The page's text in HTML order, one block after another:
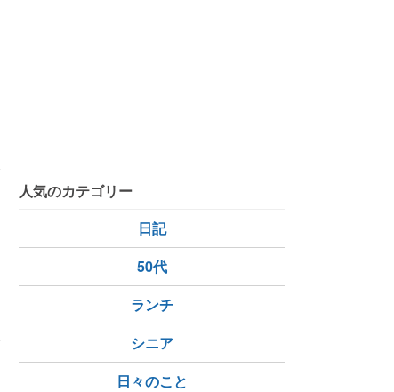
人気のカテゴリー
日記
50代
ランチ
シニア
日々のこと